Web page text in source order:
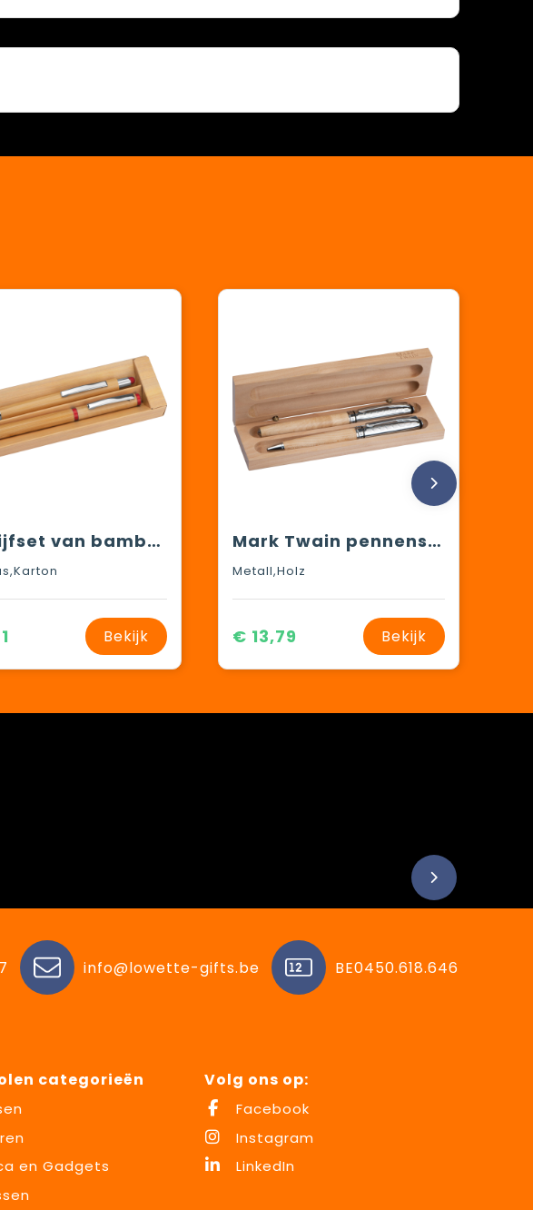
Schrijfset van bamboe
Bekijk
Mark Twain pennenset van hout
Metall,Holz
€ 13,79 Bekijk
info@lowette-gifts.be BE0450.618.646
categorieën
en Gadgets
Volg ons op:
Facebook
Instagram
LinkedIn